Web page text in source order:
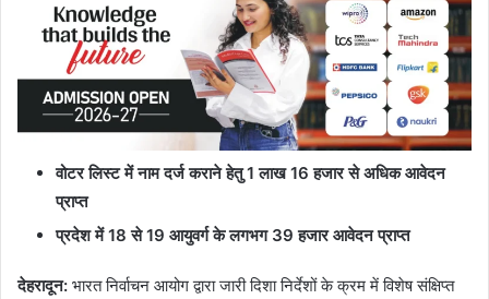
वोटर लिस्ट में नाम दर्ज कराने हेतु1लाख16हजार से अधिक आवेदन
प्राप्त
प्रदेश में18से19 आयुवर्ग के लगभग 39हजार आवेदन प्राप्त
देहरादून: भारत निर्वाचन आयोग द्वारा जारी दिशा निर्देशों के क्रम में विशेष संक्षिप्त